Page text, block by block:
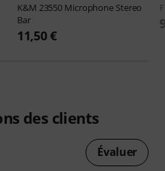
K&M 23550 Microphone Stereo
Bar
11,50 €
des clients
Évaluer